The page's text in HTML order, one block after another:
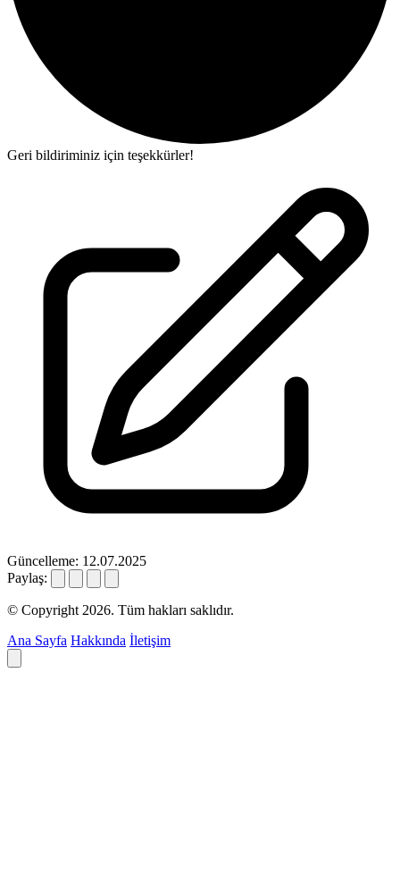
Geri bildiriminiz için teşekkürler!
Güncelleme: 12.07.2025
Paylaş:
© Copyright 2026. Tüm hakları saklıdır.
Ana Sayfa Hakkında İletişim